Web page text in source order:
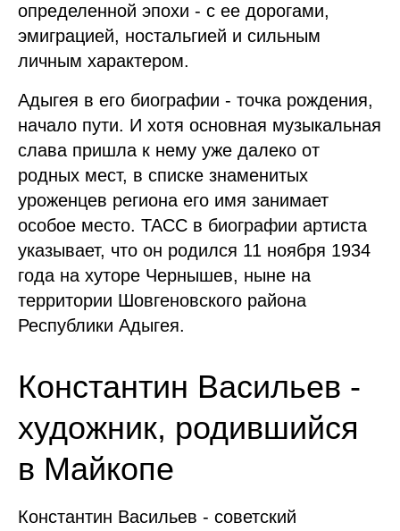
определенной эпохи - с ее дорогами,
эмиграцией, ностальгией и сильным
личным характером.
Адыгея в его биографии - точка рождения,
начало пути. И хотя основная музыкальная
слава пришла к нему уже далеко от
родных мест, в списке знаменитых
уроженцев региона его имя занимает
особое место. ТАСС в биографии артиста
указывает, что он родился 11 ноября 1934
года на хуторе Чернышев, ныне на
территории Шовгеновского района
Республики Адыгея.
Константин Васильев -
художник, родившийся
в Майкопе
Константин Васильев - советский